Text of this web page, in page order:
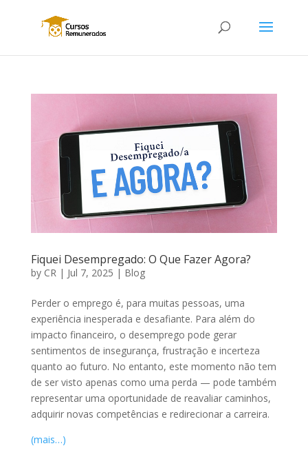
Fiquei Desempregado: O Que Fazer Agora?
by CR | Jul 7, 2025 | Blog
Perder o emprego é, para muitas pessoas, uma
experiência inesperada e desafiante. Para além do
impacto financeiro, o desemprego pode gerar
sentimentos de insegurança, frustração e incerteza
quanto ao futuro. No entanto, este momento não tem
de ser visto apenas como uma perda — pode também
representar uma oportunidade de reavaliar caminhos,
adquirir novas competências e redirecionar a carreira.
(mais…)